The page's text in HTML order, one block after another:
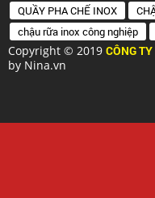
QUẦY PHA CHẾ INOX
chậu rữa inox công nghiệp
Copyright © 2019 CÔNG
by Nina.vn